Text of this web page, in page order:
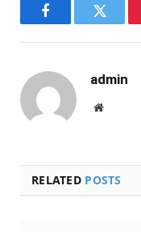
FacebookTwitter
admin
Website
RELATED POSTS